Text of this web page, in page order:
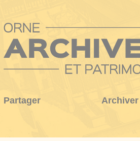
Partager Archiver